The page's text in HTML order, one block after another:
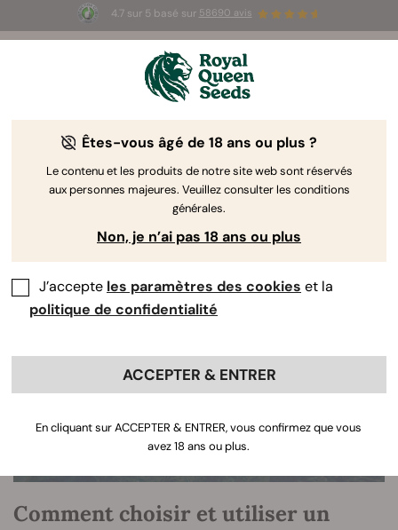
4.7 sur 5 basé sur 58690 avis
☀️ Summer Sales : jusqu'à -50 % sur
certains produits ! ⏤
The RQS Blog
Articles Cannabis Lifestyle
Comment choisir et utiliser un
Êtes-vous âgé de 18 ans ou plus ?
Le contenu et les produits de notre site web sont réservés
aux personnes majeures. Veuillez consulter les conditions
générales.
Non, je n’ai pas 18 ans ou plus
J’accepte les paramètres des cookies et la
politique de confidentialité
ACCEPTER & ENTRER
En cliquant sur ACCEPTER & ENTRER, vous confirmez que vous
avez 18 ans ou plus.